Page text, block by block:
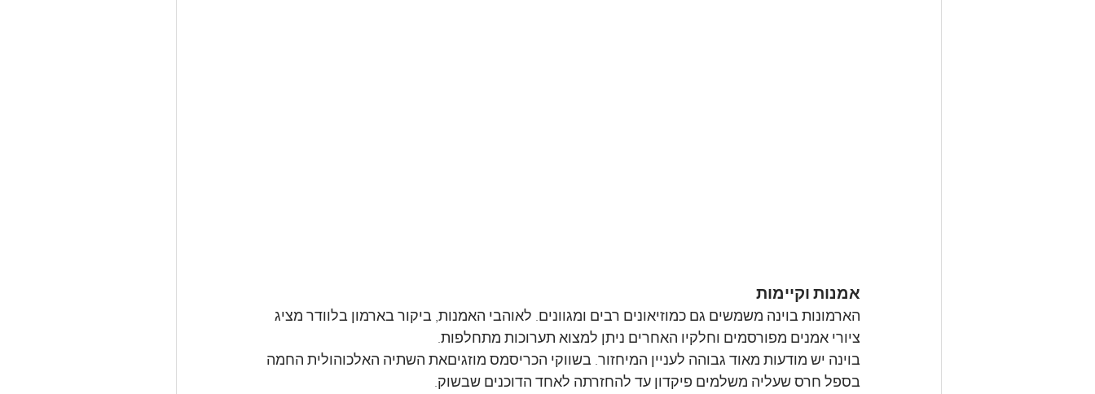
אמנות וקיימות
הארמונות בוינה משמשים גם כמוזיאונים רבים ומגוונים. לאוהבי האמנות, ביקור בארמון בלוודר מציג
ציורי אמנים מפורסמים וחלקיו האחרים ניתן למצוא תערוכות מתחלפות.
בוינה יש מודעות מאוד גבוהה לעניין המיחזור. בשווקי הכריסמס מוזגיםאת השתיה האלכוהולית החמה
בספל חרס שעליה משלמים פיקדון עד להחזרתה לאחד הדוכנים שבשוק.